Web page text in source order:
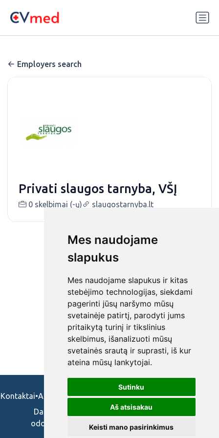
Mes naudojame
slapukus
Mes naudojame slapukus ir kitas
stebėjimo technologijas, siekdami
pagerinti jūsų naršymo mūsų
svetainėje patirtį, parodyti jums
pritaikytą turinį ir tikslinius
skelbimus, išanalizuoti mūsų
svetainės srautą ir suprasti, iš kur
ateina mūsų lankytojai.
Sutinku
Aš atsisakau
Keisti mano pasirinkimus
Employers search
Privati slaugos tarnyba, VŠĮ
0 skelbimai (-ų) slaugostarnyba.lt
Kontaktai•Apie mus•Naudojimosi taisykės•Privatumo politika
Darbo skelbimai ir pasiūlymai: gydytojams,
odontologams, slaugytojams, veterinarams,